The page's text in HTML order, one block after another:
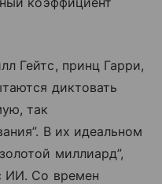
Гейтс, принц Гарри,
диктовать
так
В их идеальном
миллиард”,
ИИ. Со времен